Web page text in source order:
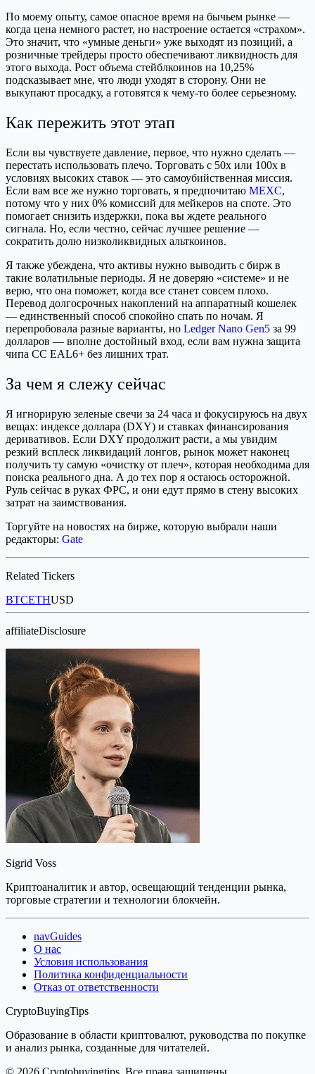
По моему опыту, самое опасное время на бычьем рынке —
когда цена немного растет, но настроение остается «страхом».
Это значит, что «умные деньги» уже выходят из позиций, а
розничные трейдеры просто обеспечивают ликвидность для
этого выхода. Рост объема стейблкоинов на 10,25%
подсказывает мне, что люди уходят в сторону. Они не
выкупают просадку, а готовятся к чему-то более серьезному.
Как пережить этот этап
Если вы чувствуете давление, первое, что нужно сделать —
перестать использовать плечо. Торговать с 50x или 100x в
условиях высоких ставок — это самоубийственная миссия.
Если вам все же нужно торговать, я предпочитаю MEXC,
потому что у них 0% комиссий для мейкеров на споте. Это
помогает снизить издержки, пока вы ждете реального
сигнала. Но, если честно, сейчас лучшее решение —
сократить долю низколиквидных альткоинов.
Я также убеждена, что активы нужно выводить с бирж в
такие волатильные периоды. Я не доверяю «системе» и не
верю, что она поможет, когда все станет совсем плохо.
Перевод долгосрочных накоплений на аппаратный кошелек
— единственный способ спокойно спать по ночам. Я
перепробовала разные варианты, но Ledger Nano Gen5 за 99
долларов — вполне достойный вход, если вам нужна защита
чипа CC EAL6+ без лишних трат.
За чем я слежу сейчас
Я игнорирую зеленые свечи за 24 часа и фокусируюсь на двух
вещах: индексе доллара (DXY) и ставках финансирования
деривативов. Если DXY продолжит расти, а мы увидим
резкий всплеск ликвидаций лонгов, рынок может наконец
получить ту самую «очистку от плеч», которая необходима для
поиска реального дна. А до тех пор я остаюсь осторожной.
Руль сейчас в руках ФРС, и они едут прямо в стену высоких
затрат на заимствования.
Торгуйте на новостях на бирже, которую выбрали наши
редакторы: Gate
Related Tickers
BTCETHUSD
affiliateDisclosure
Sigrid Voss
Криптоаналитик и автор, освещающий тенденции рынка,
торговые стратегии и технологии блокчейн.
navGuides
О нас
Условия использования
Политика конфиденциальности
Отказ от ответственности
CryptoBuyingTips
Образование в области криптовалют, руководства по покупке
и анализ рынка, созданные для читателей.
© 2026 Cryptobuyingtips. Все права защищены.